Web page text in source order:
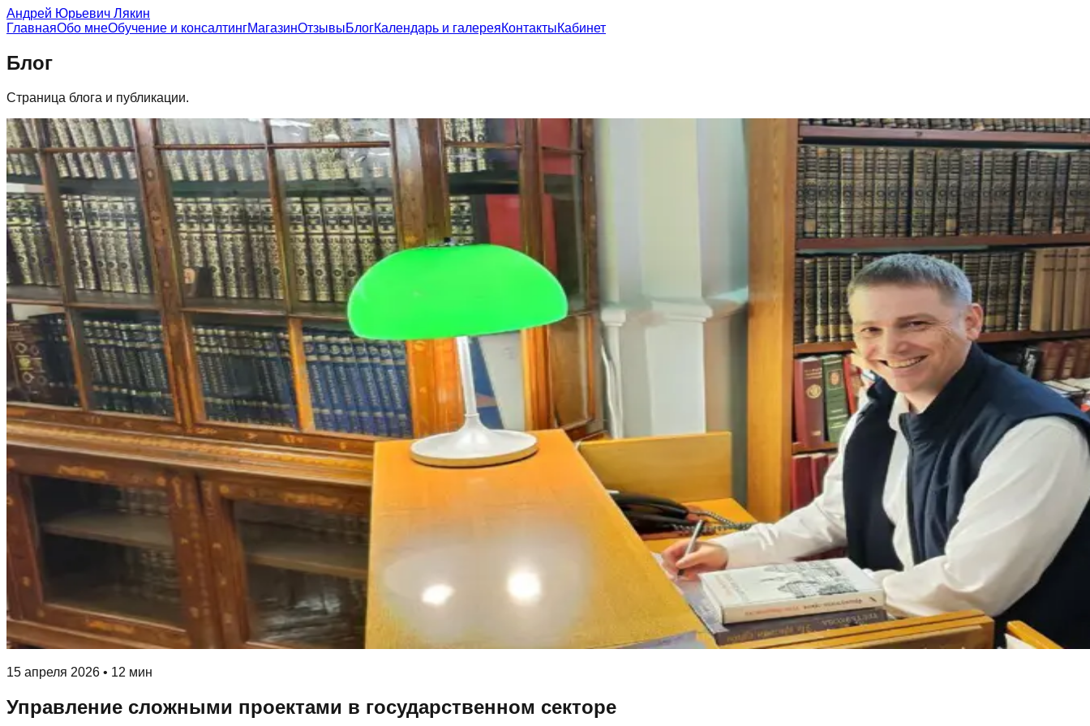
Андрей Юрьевич Лякин
ГлавнаяОбо мнеОбучение и консалтингМагазинОтзывыБлогКалендарь и галереяКонтактыКабинет
Блог
Страница блога и публикации.
15 апреля 2026 • 12 мин
Управление сложными проектами в государственном секторе